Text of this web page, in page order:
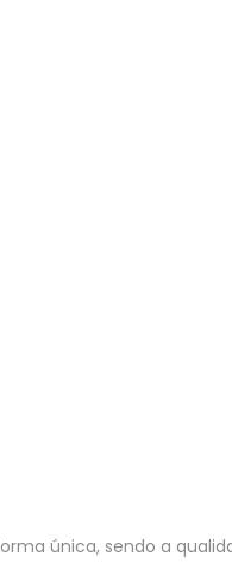
única, sendo a